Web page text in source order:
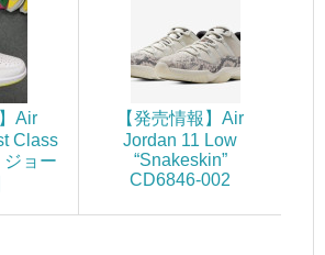
Air
Class
ジョー
【発売情報】Air
Jordan 11 Low
“Snakeskin”
CD6846-002